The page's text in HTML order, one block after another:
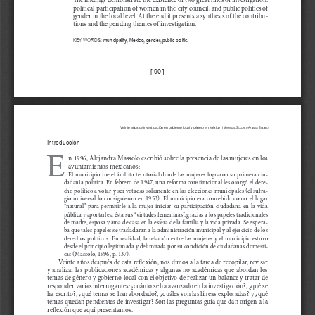
[ 90 ]
political participation of women in the city council, and public politics of
gender in the local level. At the end it presents a synthesis of the contribu-
tions and the pending themes of investigation.
KEY WORDS: municipality, Mexico, gender, public politic.
Veinte años de investigación en gobierno local y género en México || María del Socorro arzaluz Solano
Introducción
E n 1996, Alejandra Massolo escribió sobre la presencia de las mujeres en los
ayuntamientos mexicanos:
El municipio fue el ámbito territorial donde las mujeres lograron su primera ciu-
dadanía política. En febrero de 1947, una reforma constitucional les otorgó el dere-
cho político a votar y ser votadas solamente en las elecciones municipales (el sufra-
gio  universal  lo  consiguieron  en  1953).  El  municipio  era  concebido  como  el  lugar
“natural”  para  permitirle  a  la  mujer  iniciar  su  participación  ciudadana  en  la  vida
pública y aportarle a ésta sus “virtudes femeninas”, gracias a los papeles tradicionales
de madre, esposa y ama de casa en la esfera de la familia y la vida privada. Se espera-
ba que tales papeles se trasladaran a la administración municipal y al ejercicio de los
derechos políticos. En realidad, la relación entre las mujeres y el municipio estuvo
desde el principio legitimada y delimitada por su condición de ciudadanas domésti-
cas (Massolo, 1996, p. 137).
Veinte años después de esta reflexión, nos dimos a la tarea de recopilar, revisar
y analizar las publicaciones académicas y algunas no académicas que abordan los
temas de género y gobierno local con el objetivo de realizar un balance y tratar de
responder varias interrogantes: ¿cuánto se ha avanzado en la investigación?, ¿qué se
ha escrito?, ¿qué temas se han abordado?, ¿cuáles son las líneas exploradas? y ¿qué
temas quedan pendientes de investigar? Son las preguntas guía que dan origen a la
reflexión que aquí presentamos.